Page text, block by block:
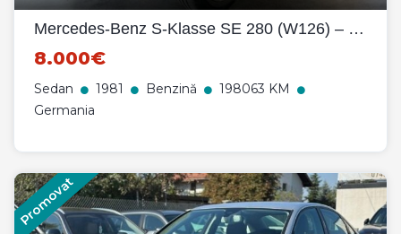
Mercedes-Benz S-Klasse SE 280 (W126) – 1981
8.000€
Sedan 1981 Benzină
198063 KM
Germania
Promovat